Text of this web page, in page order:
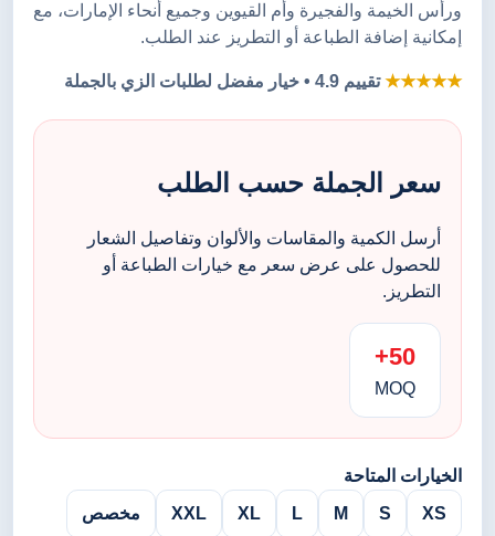
ورأس الخيمة والفجيرة وأم القيوين وجميع أنحاء الإمارات، مع
إمكانية إضافة الطباعة أو التطريز عند الطلب.
★★★★★تقييم 4.9 • خيار مفضل لطلبات الزي بالجملة
سعر الجملة حسب الطلب
أرسل الكمية والمقاسات والألوان وتفاصيل الشعار
للحصول على عرض سعر مع خيارات الطباعة أو
التطريز.
50+
MOQ
الخيارات المتاحة
XS
S
M
L
XL
XXL مخصص